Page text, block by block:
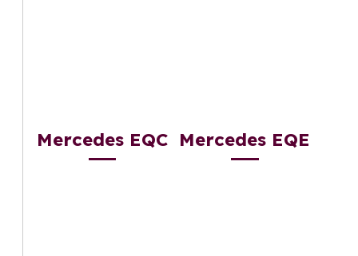
Mercedes EQC Mercedes EQE